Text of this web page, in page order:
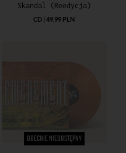
Skandal (Reedycja)
CD | 49,99 PLN
OBECNIE NIEDOSTĘPNY